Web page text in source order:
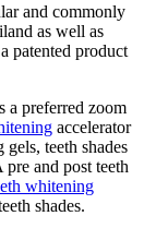
and commonly
as well as
patented product
a preferred zoom
accelerator
teeth shades
and post teeth
whitening
shades.